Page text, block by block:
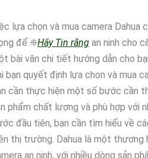
lựa chọn và mua camera Dahua
để ❈Hãy Tin rằng an ninh cho
bài văn chi tiết hướng dẫn cho
bạn quyết định lựa chọn và mua
cần thực hiện một số bước cần
phẩm chất lượng và phù hợp với
đầu tiên, bạn cần tìm hiểu về
thị trường. Dahua là một thương
an ninh, với nhiều dòng sản